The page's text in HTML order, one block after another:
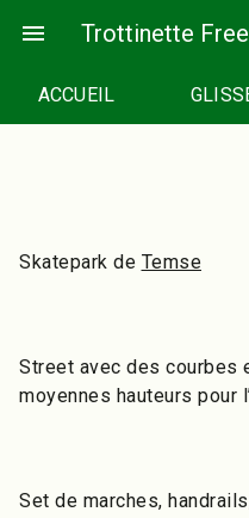
menu Trottinette
ACCUEIL
Skatepark de Temse
Street avec des courbes
moyennes hauteurs pour
Set de marches,